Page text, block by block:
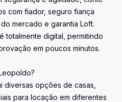
com fiador, seguro fiança
mercado e garantia Loft.
totalmente digital, permitindo
em poucos minutos.
diversas opções de casas,
para locação em diferentes